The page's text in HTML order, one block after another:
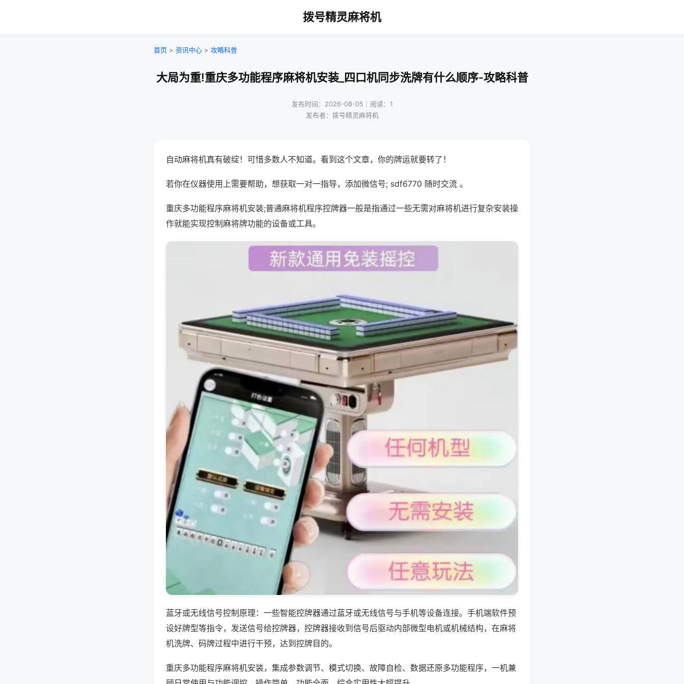
拨号精灵麻将机
首页 > 资讯中心 > 攻略科普
大局为重!重庆多功能程序麻将机安装_四口机同步洗牌有什么顺序-攻略科普
发布时间：2026-08-05｜阅读：1
发布者：拨号精灵麻将机
自动麻将机真有破绽！可惜多数人不知道。看到这个文章，你的牌运就要转了！
若你在仪器使用上需要帮助，想获取一对一指导，添加微信号; sdf6770 随时交流 。
重庆多功能程序麻将机安装;普通麻将机程序控牌器一般是指通过一些无需对麻将机进行复杂安装操
作就能实现控制麻将牌功能的设备或工具。
蓝牙或无线信号控制原理：一些智能控牌器通过蓝牙或无线信号与手机等设备连接。手机端软件预
设好牌型等指令，发送信号给控牌器，控牌器接收到信号后驱动内部微型电机或机械结构，在麻将
机洗牌、码牌过程中进行干预，达到控牌目的。
重庆多功能程序麻将机安装，集成参数调节、模式切换、故障自检、数据还原多功能程序，一机兼